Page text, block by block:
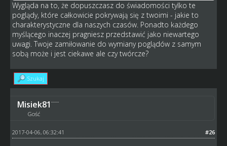
Wygląda na to, że dopuszczasz do świadomości tylko te
poglądy, które całkowicie pokrywają się z twoimi - jakie to
charakterystyczne dla naszych czasów. Ponadto każdego
myślącego inaczej pragniesz przedstawić jako niewartego
uwagi. Twoje zamiłowanie do wymiany poglądów z samym
sobą może i jest ciekawe ale czy twórcze?
Szukaj
Misiek81
Gość
#26
2017-04-06, 06:32:41